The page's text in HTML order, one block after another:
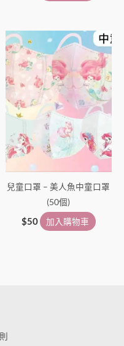
兒童口罩 – 美人魚中童口罩
(50個)
$50 加入購物車